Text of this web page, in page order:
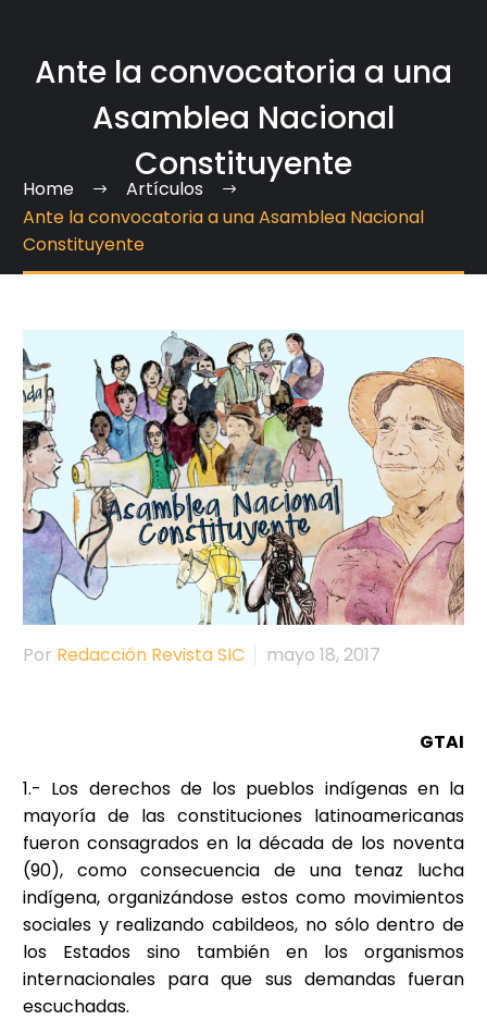
Ante la convocatoria a una
Asamblea Nacional
Constituyente
Home
Artículos
Ante la convocatoria a una Asamblea Nacional
Constituyente
Por Redacción Revista SIC mayo 18, 2017
GTAI
1.- Los derechos de los pueblos indígenas en la
mayoría de las constituciones latinoamericanas
fueron consagrados en la década de los noventa
(90), como consecuencia de una tenaz lucha
indígena, organizándose estos como movimientos
sociales y realizando cabildeos, no sólo dentro de
los Estados sino también en los organismos
internacionales para que sus demandas fueran
escuchadas.